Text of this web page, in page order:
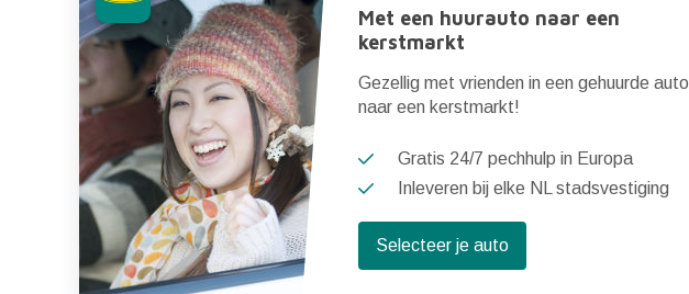
Met een huurauto naar een
kerstmarkt
Gezellig met vrienden in een gehuurde auto
naar een kerstmarkt!
Gratis 24/7 pechhulp in Europa
Inleveren bij elke NL stadsvestiging
Selecteer je auto